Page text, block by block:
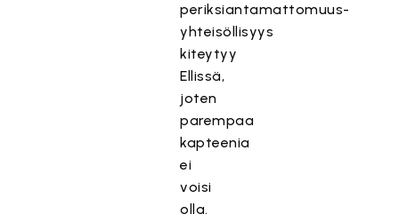
periksiantamattomuus-
yhteisöllisyys
kiteytyy
Ellissä,
joten
parempaa
kapteenia
ei
voisi
olla.